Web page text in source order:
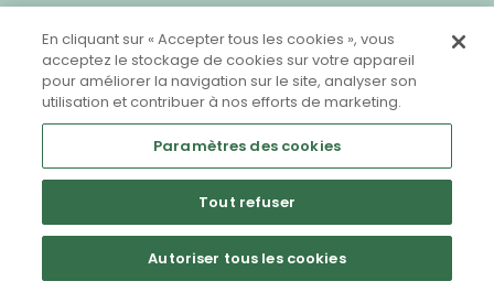
Nous contacter
Partager sur Facebook
En cliquant sur « Accepter tous les cookies », vous
acceptez le stockage de cookies sur votre appareil
pour améliorer la navigation sur le site, analyser son
utilisation et contribuer à nos efforts de marketing.
Paramètres des cookies
Tout refuser
Autoriser tous les cookies